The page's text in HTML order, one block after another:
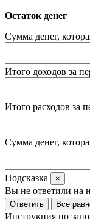
Остаток денег
Сумма денег,
Итого доходов за
Итого расходов за
Сумма денег,
Подсказка ×
Вы не ответили на
Ответить
Все
Инструкция по